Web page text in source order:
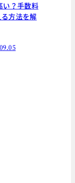
い？手数料
方法を解